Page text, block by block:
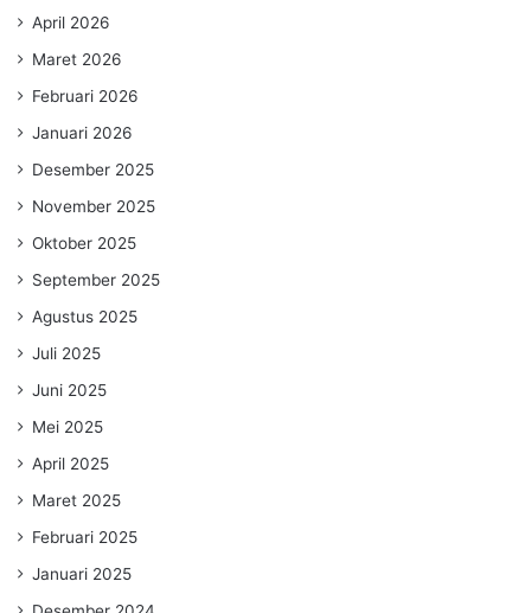
April 2026
Maret 2026
Februari 2026
Januari 2026
Desember 2025
November 2025
Oktober 2025
September 2025
Agustus 2025
Juli 2025
Juni 2025
Mei 2025
April 2025
Maret 2025
Februari 2025
Januari 2025